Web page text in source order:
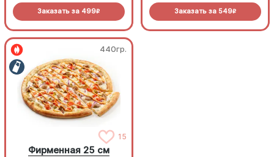
Заказать за 499R
прянный соус барбекю.
Заказать за 549R
440гр.
15
Фирменная 25 см